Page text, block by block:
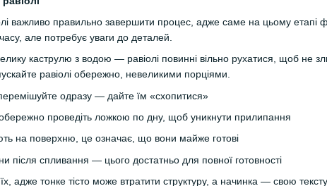
важливо правильно завершити процес, адже саме на цьому етапі
але потребує уваги до деталей.
каструлю з водою — равіолі повинні вільно рухатися, щоб
равіолі обережно, невеликими порціями.
одразу — дайте їм «схопитися»
проведіть ложкою по дну, щоб уникнути прилипання
на поверхню, це означає, що вони майже готові
після спливання — цього достатньо для повної готовності
адже тонке тісто може втратити структуру, а начинка — свою